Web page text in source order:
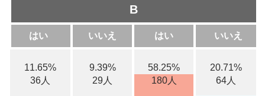
B
はい いいえ はい いいえ
11.65%
36人
9.39%
29人
58.25%
180人
20.71%
64人